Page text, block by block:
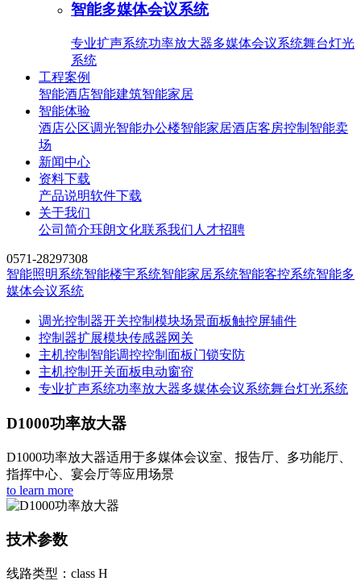
智能多媒体会议系统
专业扩声系统功率放大器多媒体会议系统舞台灯光
系统
工程案例
智能酒店智能建筑智能家居
智能体验
酒店公区调光智能办公楼智能家居酒店客房控制 智能卖
场
新闻中心
资料下载
产品说明软件下载
关于我们
公司简介珏朗文化联系我们 人才招聘
0571-28297308
智能照明系统智能楼宇系统智能家居系统智能客控系统智能多
媒体会议系统
调光控制器开关控制模块场景面板触控屏辅件
控制器扩展模块传感器网关
主机控制 智能调控控制面板门锁安防
主机控制 开关面板电动窗帘
专业扩声系统功率放大器多媒体会议系统舞台灯光系统
D1000功率放大器
D1000功率放大器适用于多媒体会议室、报告厅、多功能厅、
指挥中心、宴会厅等应用场景
to learn more
技术参数
线路类型：class H